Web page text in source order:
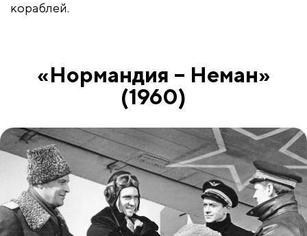
кораблей.
«Нормандия – Неман»
(1960)